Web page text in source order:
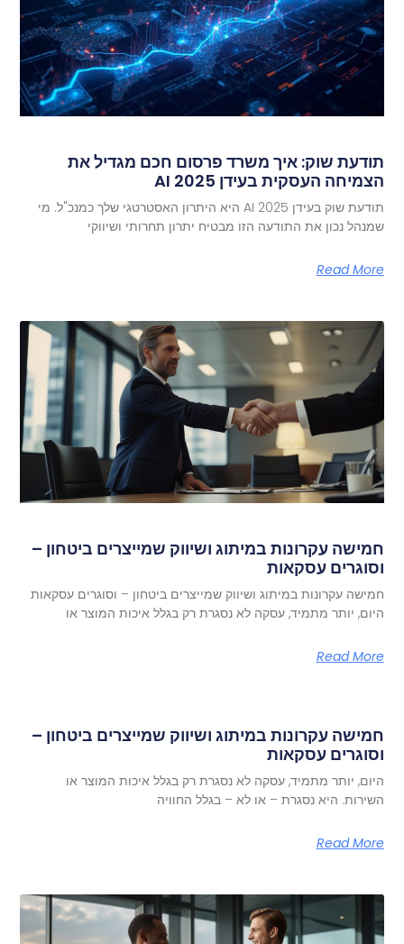
תודעת שוק: איך משרד פרסום חכם מגדיל את
הצמיחה העסקית בעידן AI 2025
תודעת שוק בעידן AI 2025 היא היתרון האסטרטגי שלך כמנכ"ל. מי
שמנהל נכון את התודעה הזו מבטיח יתרון תחרותי ושיווקי
Read More
חמישה עקרונות במיתוג ושיווק שמייצרים ביטחון –
וסוגרים עסקאות
חמישה עקרונות במיתוג ושיווק שמייצרים ביטחון – וסוגרים עסקאות
היום, יותר מתמיד, עסקה לא נסגרת רק בגלל איכות המוצר או
Read More
חמישה עקרונות במיתוג ושיווק שמייצרים ביטחון –
וסוגרים עסקאות
היום, יותר מתמיד, עסקה לא נסגרת רק בגלל איכות המוצר או
השירות. היא נסגרת – או לא – בגלל החוויה
Read More